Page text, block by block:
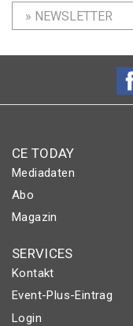
» NEWSLETTER
CE TODAY
Mediadaten
Abo
Magazin
SERVICES
Kontakt
Event-Plus-Eintrag
Login